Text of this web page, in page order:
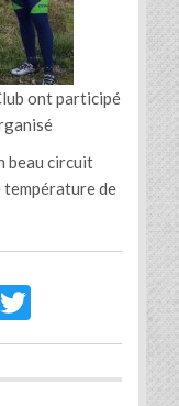
ont participé
beau circuit
température de